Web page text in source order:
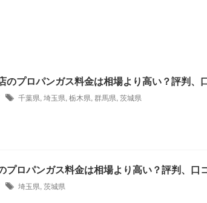
のプロパンガス料金は相場より高い？評判、
千葉県, 埼玉県, 栃木県, 群馬県, 茨城県
プロパンガス料金は相場より高い？評判、口
埼玉県, 茨城県